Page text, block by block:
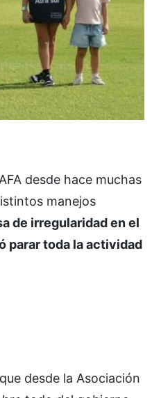
desde hace muchas
manejos
de irregularidad en el
parar toda la actividad
desde la Asociación